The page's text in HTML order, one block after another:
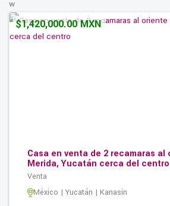
w
Casa en venta de 2 recamaras al
Merida, Yucatán cerca del centro
Venta
México | Yucatán | Kanasín
$1,420,000.00 MXN